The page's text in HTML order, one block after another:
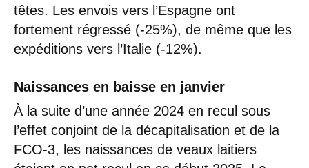
têtes. Les envois vers l’Espagne ont
fortement régressé (-25%), de même que les
expéditions vers l’Italie (-12%).
Naissances en baisse en janvier
À la suite d’une année 2024 en recul sous
l’effet conjoint de la décapitalisation et de la
FCO-3, les naissances de veaux laitiers